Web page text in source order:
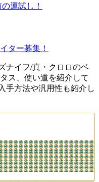
運試し！
ター募集！
ナイフ/真・クロロのベ
ス、使い道を紹介して
手方法や汎用性も紹介し